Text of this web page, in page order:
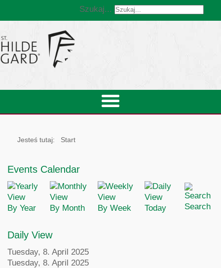
Szukaj...
Jesteś tutaj: Start
Events Calendar
By Year By Month By Week Today Search
Daily View
Tuesday, 8. April 2025
Tuesday, 8. April 2025